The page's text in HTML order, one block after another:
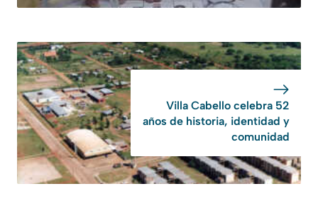
Villa Cabello celebra 52
años de historia, identidad y
comunidad